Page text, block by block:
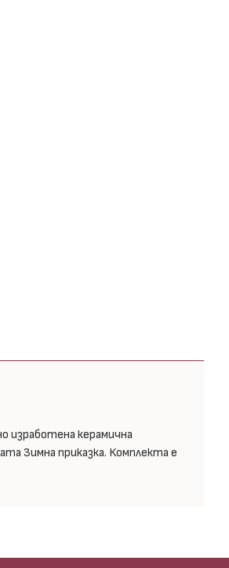
изработена керамична
Зимна приказка. Комплекта е